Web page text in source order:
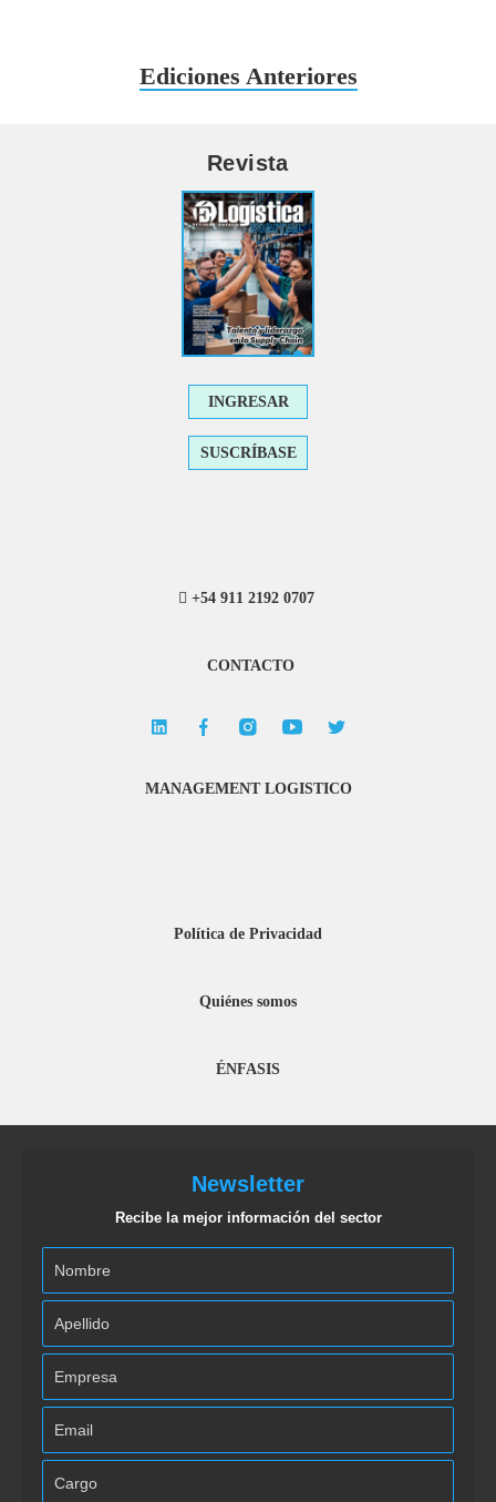
Ediciones Anteriores
Revista
INGRESAR
SUSCRÍBASE
+54 911 2192 0707
CONTACTO
MANAGEMENT LOGISTICO
Política de Privacidad
Quiénes somos
ÉNFASIS
Newsletter
Recibe la mejor información del sector